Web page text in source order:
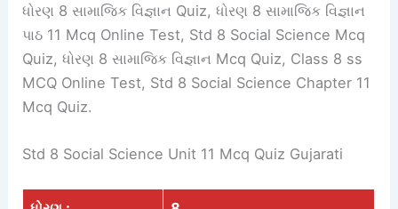
ધોરણ 8 સામાજિક વિજ્ઞાન Quiz, ધોરણ 8 સામાજિક વિજ્ઞાન
પાઠ 11 Mcq Online Test, Std 8 Social Science Mcq
Quiz, ધોરણ 8 સામાજિક વિજ્ઞાન Mcq Quiz, Class 8 ss
MCQ Online Test, Std 8 Social Science Chapter 11
Mcq Quiz.
Std 8 Social Science Unit 11 Mcq Quiz Gujarati